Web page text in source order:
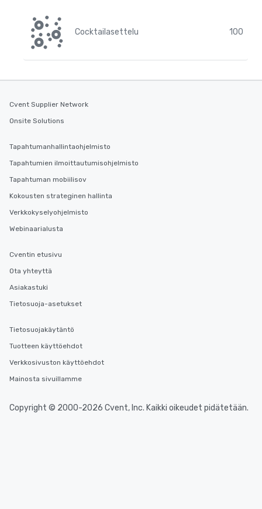
Cocktailasettelu 100
Cvent Supplier Network
Onsite Solutions
Tapahtumanhallintaohjelmisto
Tapahtumien ilmoittautumisohjelmisto
Tapahtuman mobiilisov
Kokousten strateginen hallinta
Verkkokyselyohjelmisto
Webinaarialusta
Cventin etusivu
Ota yhteyttä
Asiakastuki
Tietosuoja-asetukset
Tietosuojakäytäntö
Tuotteen käyttöehdot
Verkkosivuston käyttöehdot
Mainosta sivuillamme
Copyright © 2000-2026 Cvent, Inc. Kaikki oikeudet pidätetään.